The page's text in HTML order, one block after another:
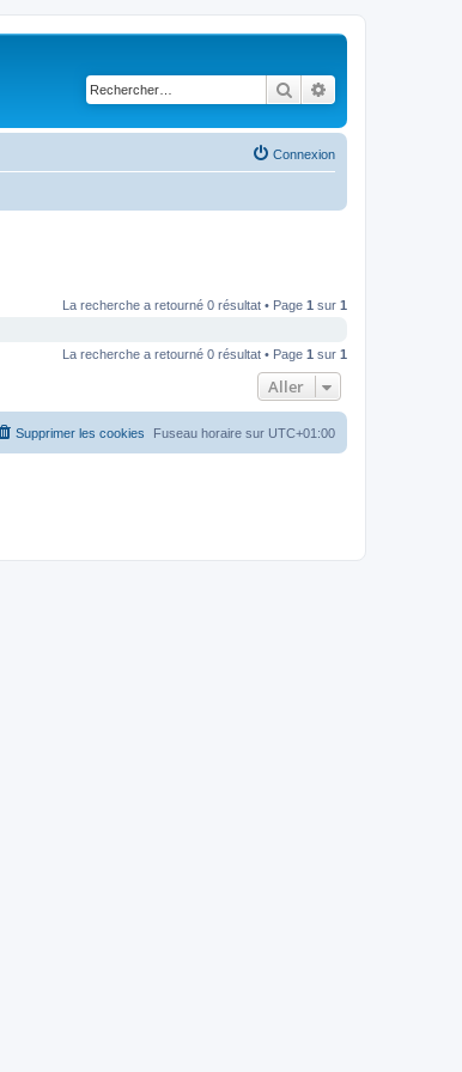
Rechercher
Connexion
La recherche a retourné 0 résultat • Page 1 sur 1
La recherche a retourné 0 résultat • Page 1 sur 1
Aller
Fuseau horaire sur UTC+01:00
Supprimer les cookies